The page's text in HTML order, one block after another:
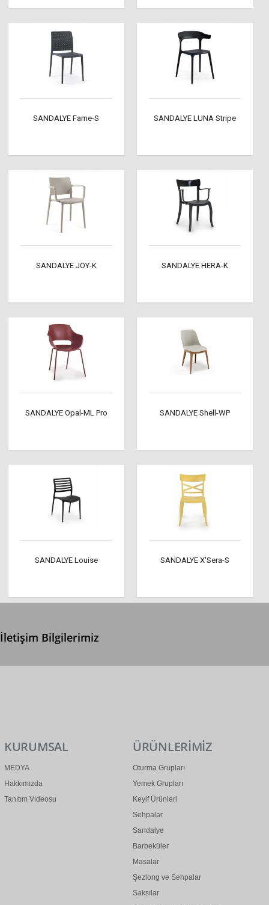
SANDALYE Fame-S SANDALYE LUNA Stripe
SANDALYE JOY-K SANDALYE HERA-K
SANDALYE Opal-ML Pro SANDALYE Shell-WP
SANDALYE Louise SANDALYE X'Sera-S
İletişim Bilgilerimiz
KURUMSAL
MEDYA
Hakkımızda
Tanıtım Videosu
ÜRÜNLERİMİZ
Oturma Grupları
Yemek Grupları
Keyif Ürünleri
Sehpalar
Sandalye
Barbeküler
Masalar
Şezlong ve Sehpalar
Saksılar